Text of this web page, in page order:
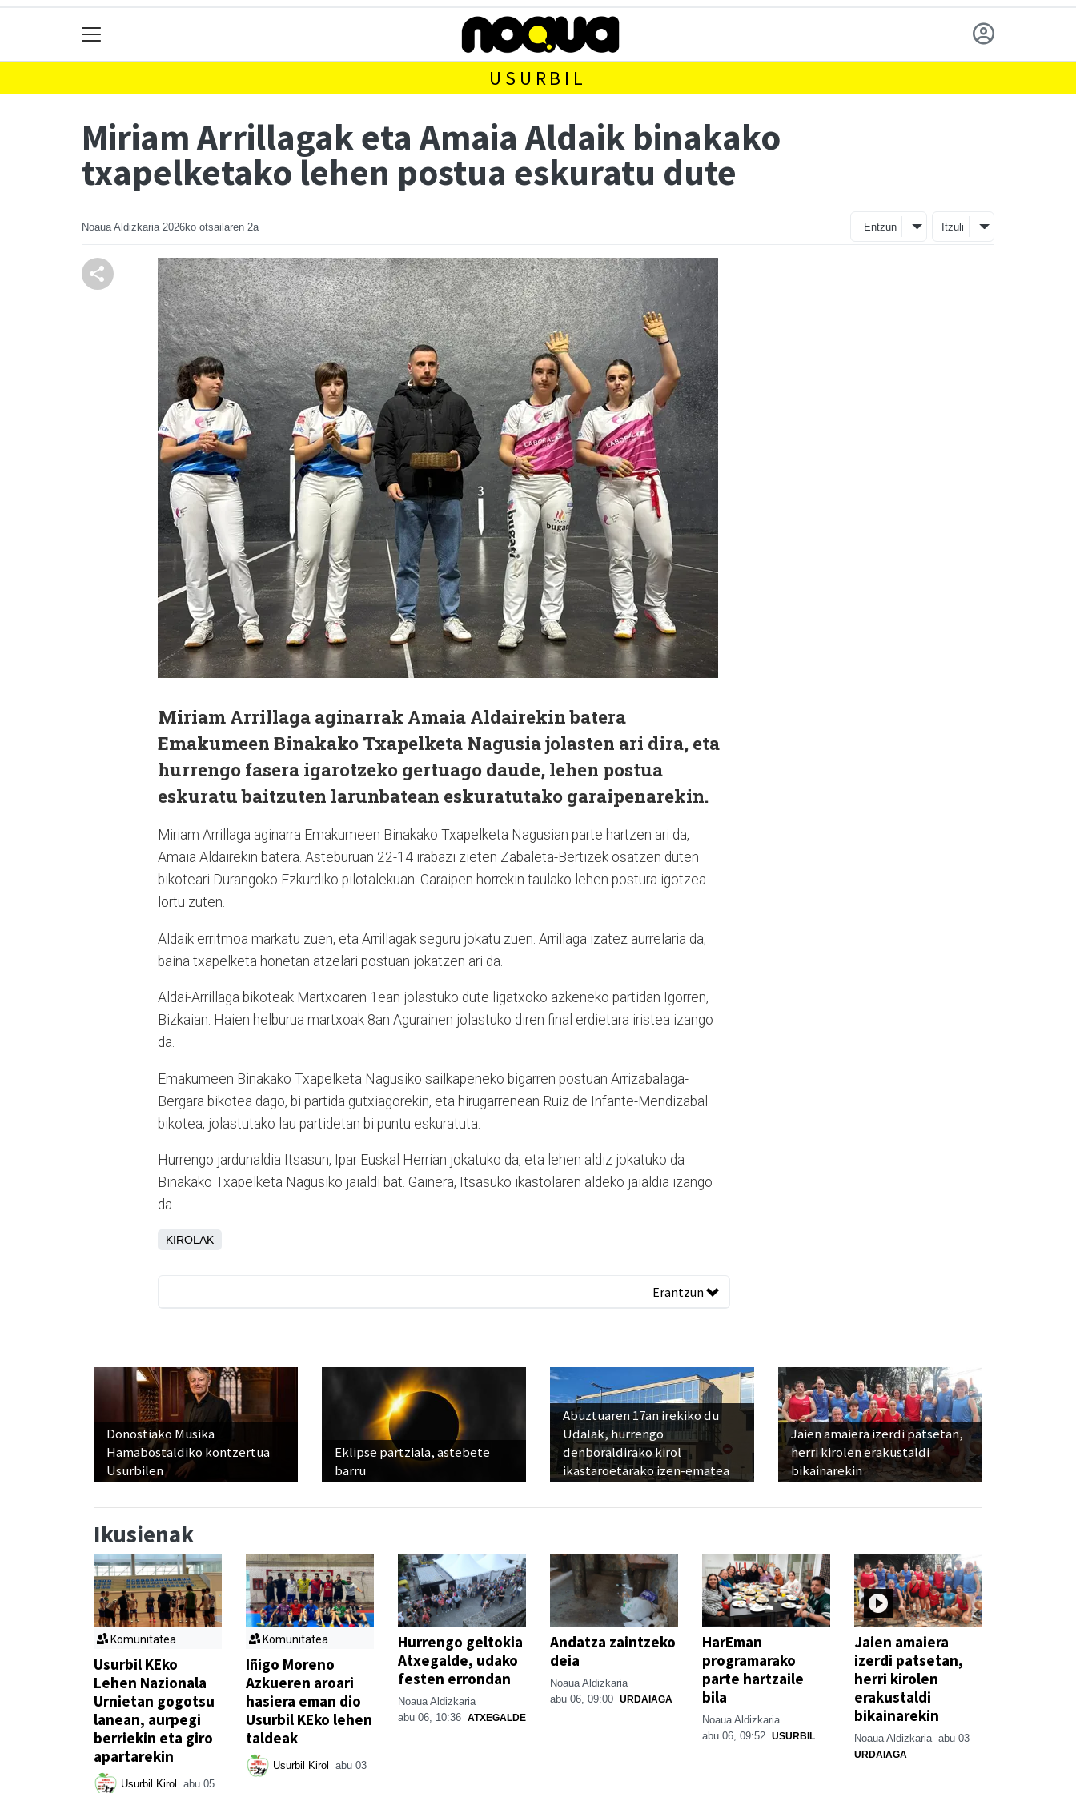
USURBIL
Miriam Arrillagak eta Amaia Aldaik binakako
txapelketako lehen postua eskuratu dute
Noaua Aldizkaria 2026ko otsailaren 2a Entzun Itzuli
Miriam Arrillaga aginarrak Amaia Aldairekin batera
Emakumeen Binakako Txapelketa Nagusia jolasten ari dira, eta
hurrengo fasera igarotzeko gertuago daude, lehen postua
eskuratu baitzuten larunbatean eskuratutako garaipenarekin.
Miriam Arrillaga aginarra Emakumeen Binakako Txapelketa Nagusian parte hartzen ari da,
Amaia Aldairekin batera. Asteburuan 22-14 irabazi zieten Zabaleta-Bertizek osatzen duten
bikoteari Durangoko Ezkurdiko pilotalekuan. Garaipen horrekin taulako lehen postura igotzea
lortu zuten.
Aldaik erritmoa markatu zuen, eta Arrillagak seguru jokatu zuen. Arrillaga izatez aurrelaria da,
baina txapelketa honetan atzelari postuan jokatzen ari da.
Aldai-Arrillaga bikoteak Martxoaren 1ean jolastuko dute ligatxoko azkeneko partidan Igorren,
Bizkaian. Haien helburua martxoak 8an Agurainen jolastuko diren final erdietara iristea izango
da.
Emakumeen Binakako Txapelketa Nagusiko sailkapeneko bigarren postuan Arrizabalaga-
Bergara bikotea dago, bi partida gutxiagorekin, eta hirugarrenean Ruiz de Infante-Mendizabal
bikotea, jolastutako lau partidetan bi puntu eskuratuta.
Hurrengo jardunaldia Itsasun, Ipar Euskal Herrian jokatuko da, eta lehen aldiz jokatuko da
Binakako Txapelketa Nagusiko jaialdi bat. Gainera, Itsasuko ikastolaren aldeko jaialdia izango
da.
KIROLAK
Erantzun
Donostiako Musika
Hamabostaldiko kontzertua
Usurbilen
Eklipse partziala, astebete
barru
Abuztuaren 17an irekiko du
Udalak, hurrengo
denboraldirako kirol
ikastaroetarako izen-ematea
Jaien amaiera izerdi patsetan,
herri kirolen erakustaldi
bikainarekin
Ikusienak
Komunitatea
Usurbil KEko
Lehen Nazionala
Urnietan gogotsu
lanean, aurpegi
berriekin eta giro
apartarekin
Usurbil Kirol abu 05
Komunitatea
Iñigo Moreno
Azkueren aroari
hasiera eman dio
Usurbil KEko lehen
taldeak
Usurbil Kirol abu 03
Hurrengo geltokia
Atxegalde, udako
festen errondan
Noaua Aldizkaria
abu 06, 10:36 ATXEGALDE
Andatza zaintzeko
deia
Noaua Aldizkaria
abu 06, 09:00 URDAIAGA
HarEman
programarako
parte hartzaile
bila
Noaua Aldizkaria
abu 06, 09:52 USURBIL
Jaien amaiera
izerdi patsetan,
herri kirolen
erakustaldi
bikainarekin
Noaua Aldizkaria abu 03
URDAIAGA